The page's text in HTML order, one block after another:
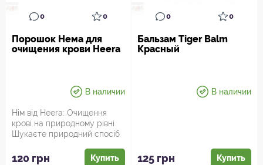
0 0
Порошок Нема для
очищения крови Heera
В наличии
Нім від Heera: Очищення
крові на природному рівні
Шукаєте природний спосіб
120 грн Купить
0 0
Бальзам Tiger Balm
Красный
В наличии
125 грн Купить